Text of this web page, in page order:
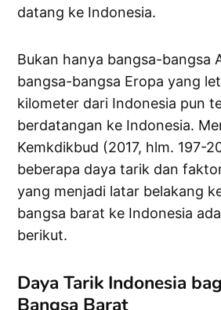
datang ke Indonesia.
Bukan hanya bangsa-bangsa
bangsa-bangsa Eropa yang
kilometer dari Indonesia pun
berdatangan ke Indonesia.
Kemkdikbud (2017, hlm. 197-
beberapa daya tarik dan
yang menjadi latar belakang
bangsa barat ke Indonesia
berikut.
Daya Tarik Indonesia
Bangsa Barat